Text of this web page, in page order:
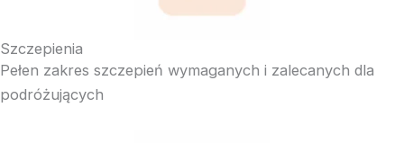
Szczepienia
Pełen zakres szczepień wymaganych i zalecanych dla
podróżujących